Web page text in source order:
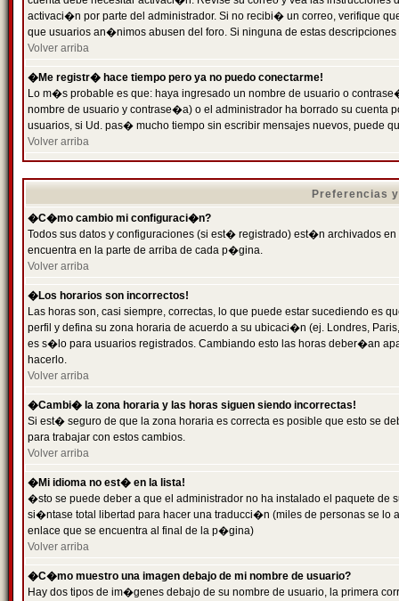
activaci�n por parte del administrador. Si no recibi� un correo, verifique
que usuarios an�nimos abusen del foro. Si ninguna de estas
Volver arriba
�Me registr� hace tiempo pero ya no puedo conectarme!
Lo m�s probable es que: haya ingresado un nombre de usuario o
nombre de usuario y contrase�a) o el administrador ha borrado su
usuarios, si Ud. pas� mucho tiempo sin escribir mensajes nuevos, puede
Volver arriba
Preferencias
�C�mo cambio mi configuraci�n?
Todos sus datos y configuraciones (si est� registrado) est�n archivados
encuentra en la parte de arriba de cada p�gina.
Volver arriba
�Los horarios son incorrectos!
Las horas son, casi siempre, correctas, lo que puede estar sucediendo es
perfil y defina su zona horaria de acuerdo a su ubicaci�n (ej. Londres,
es s�lo para usuarios registrados. Cambiando esto las horas deber�an
hacerlo.
Volver arriba
�Cambi� la zona horaria y las horas siguen siendo incorrectas!
Si est� seguro de que la zona horaria es correcta es posible que esto se
para trabajar con estos cambios.
Volver arriba
�Mi idioma no est� en la lista!
�sto se puede deber a que el administrador no ha instalado el paquete
si�ntase total libertad para hacer una traducci�n (miles de personas se
enlace que se encuentra al final de la p�gina)
Volver arriba
�C�mo muestro una imagen debajo de mi nombre de usuario?
Hay dos tipos de im�genes debajo de su nombre de usuario, la primera